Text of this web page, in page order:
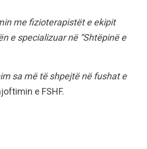
me fizioterapistët e ekipit
e specializuar në “Shtëpinë e
sa më të shpejtë në fushat e
e FSHF.